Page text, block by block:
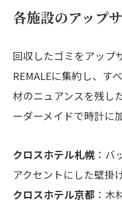
各施設のアップ
回収したゴミをアップ
REMALEに集約し、す
材のニュアンスを残し
ーダーメイドで時計に
クロスホテル札幌：バ
アクセントにした壁掛
クロスホテル京都 ：木